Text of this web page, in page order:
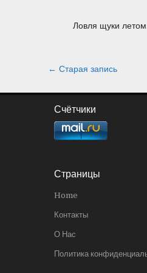
Ловля щуки
Навигация
по
записям
← Старая запись
Счётчики
Страницы
Home
Контакты
О Нас
Политика